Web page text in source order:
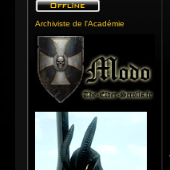
Archiviste de l'Académie